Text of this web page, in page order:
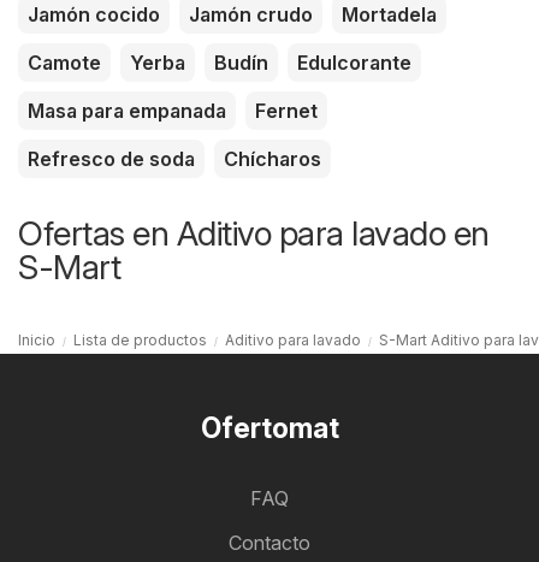
Jamón cocido
Jamón crudo
Mortadela
Camote
Yerba Budín
Edulcorante
Masa para empanada
Fernet
Refresco de soda
Chícharos
Ofertas en Aditivo para lavado en
S-Mart
Inicio Lista de productos Aditivo para lavado S-Mart Aditivo para
Ofertomat
FAQ
Contacto